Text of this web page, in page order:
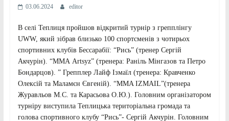
03.06.2024 editor
В селі Теплиця пройшов відкритий турнір з грепплінгу
UWW, який зібрав близько 100 спортсменів з чотирьох
спортивних клубів Бессарабії: “Рись” (тренер Сергій
Акчурін). “ММА Artsyz” (тренера: Раніль Мінгазов та Петро
Бондарцов). ” Грепплер Лайф Ізмаїл (тренера: Кравченко
Олексій та Маламєн Євгеній). “MMA IZMAIL”(тренера
Журавльов М.С. та Карасьова О.Ю.). Головним організатором
турніру виступила Теплицька територіальна громада та
голова спортивного клубу “Рись”- Сергій Акчурін. Головним